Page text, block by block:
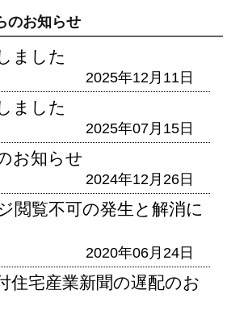
のお知らせ
ました
2025年12月11日
ました
2025年07月15日
お知らせ
2024年12月26日
閲覧不可の発生と解消に
2020年06月24日
住宅産業新聞の遅配のお